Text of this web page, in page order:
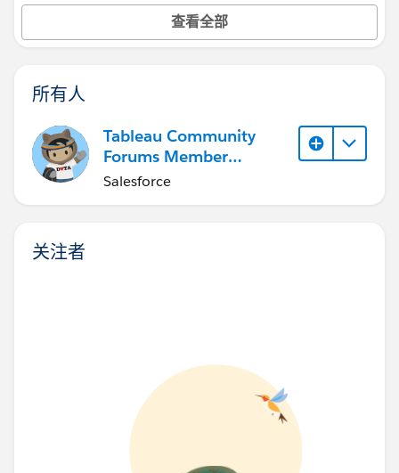
查看全部
所有人
Tableau Community
Forums Member
(Inactive)
Salesforce
关注者